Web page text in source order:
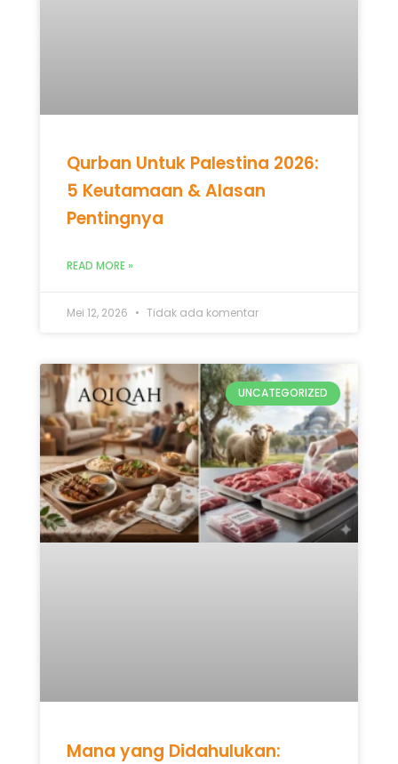
Qurban Untuk Palestina 2026:
5 Keutamaan & Alasan
Pentingnya
READ MORE »
Mei 12, 2026 Tidak ada komentar
UNCATEGORIZED
Mana yang Didahulukan: